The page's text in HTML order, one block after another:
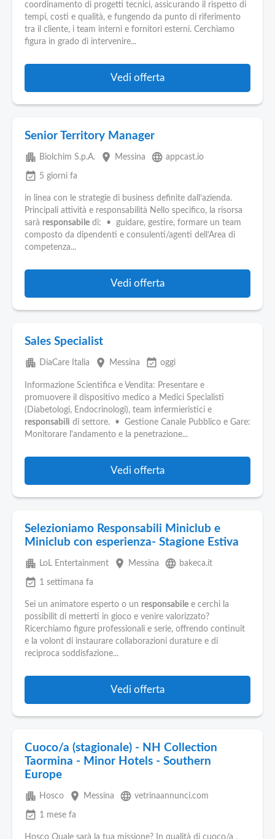
coordinamento di progetti tecnici, assicurando il rispetto di
tempi, costi e qualità, e fungendo da punto di riferimento
tra il cliente, i team interni e fornitori esterni. Cerchiamo
figura in grado di intervenire...
Vedi offerta
Senior Territory Manager
apartment Biolchim S.p.A. place Messina language appcast.io
event_available 5 giorni fa
in linea con le strategie di business definite dall’azienda.
Principali attività e responsabilità Nello specifico, la risorsa
sarà responsabile di: • guidare, gestire, formare un team
composto da dipendenti e consulenti/agenti dell’Area di
competenza...
Vedi offerta
Sales Specialist
apartment DiaCare Italia place Messina event_available oggi
Informazione Scientifica e Vendita: Presentare e
promuovere il dispositivo medico a Medici Specialisti
(Diabetologi, Endocrinologi), team infermieristici e
responsabili di settore. • Gestione Canale Pubblico e Gare:
Monitorare l'andamento e la penetrazione...
Vedi offerta
Selezioniamo Responsabili Miniclub e
Miniclub con esperienza- Stagione Estiva
apartment LoL Entertainment place Messina language bakeca.it
event_available 1 settimana fa
Sei un animatore esperto o un responsabile e cerchi la
possibilit di metterti in gioco e venire valorizzato?
Ricerchiamo figure professionali e serie, offrendo continuit
e la volont di instaurare collaborazioni durature e di
reciproca soddisfazione...
Vedi offerta
Cuoco/a (stagionale) - NH Collection
Taormina - Minor Hotels - Southern
Europe
apartment Hosco place Messina language vetrinaannunci.com
event_available 1 mese fa
Hosco Quale sarà la tua missione? In qualità di cuoco/a ,